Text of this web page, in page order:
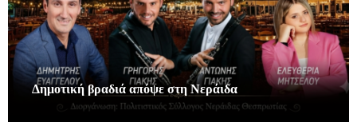
Δημοτική βραδιά απόψε στη Νεράιδα